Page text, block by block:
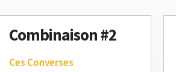
Combinaison #2
Ces Converses